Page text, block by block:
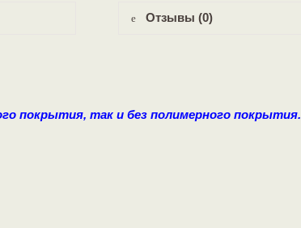
Отзывы (0)
покрытия, так и без полимерного покрытия.